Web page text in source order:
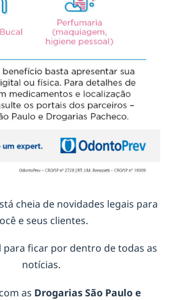
cheia de novidades legais para
e seus clientes.
para ficar por dentro de todas as
notícias.
as Drogarias São Paulo e